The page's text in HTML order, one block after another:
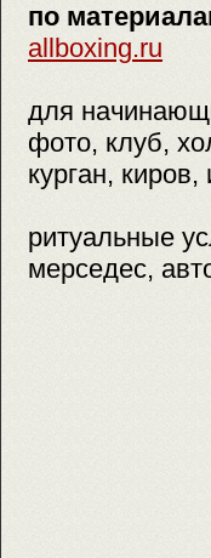
по
allboxing.ru
для
фото, клуб,
курган,
ритуальные
мерседес,